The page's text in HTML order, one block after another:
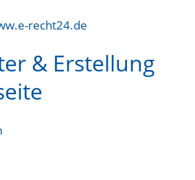
recht24.de
& Erstellung